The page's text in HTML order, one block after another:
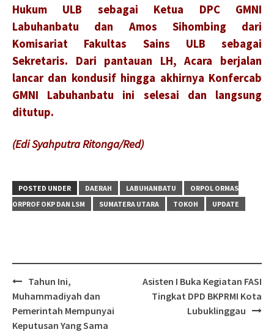
Hukum ULB sebagai Ketua DPC GMNI
Labuhanbatu dan Amos Sihombing dari
Komisariat Fakultas Sains ULB sebagai
Sekretaris. Dari pantauan LH, Acara berjalan
lancar dan kondusif hingga akhirnya Konfercab
GMNI Labuhanbatu ini selesai dan langsung
ditutup.
(Edi Syahputra Ritonga/Red)
POSTED UNDER DAERAH LABUHANBATU
ORPOL ORMAS
ORPROF OKP DAN LSM
SUMATERA UTARA TOKOH UPDATE
Post
navigation
Tahun Ini,
Muhammadiyah dan
Pemerintah Mempunyai
Keputusan Yang Sama
Asisten I Buka Kegiatan FASI
Tingkat DPD BKPRMI Kota
Lubuklinggau